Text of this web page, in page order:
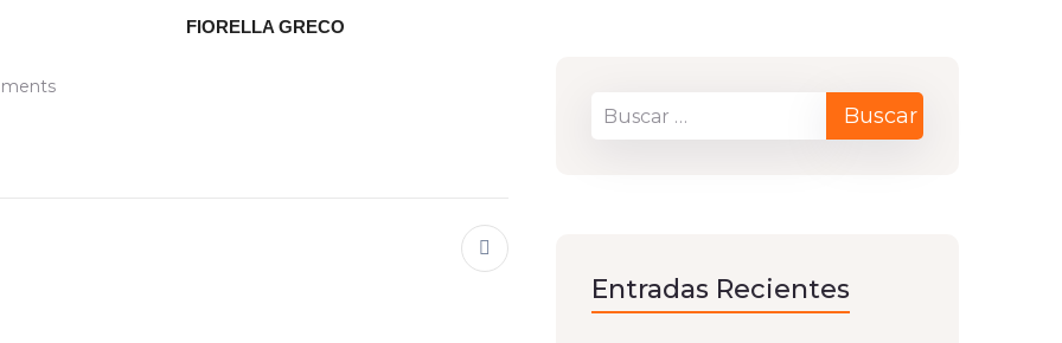
FIORELLA GRECO
Entradas Recientes